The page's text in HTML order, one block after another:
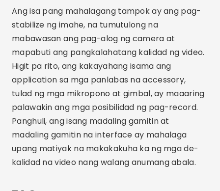
Bakit gumamit ng partikular na app sa
pag-record ng video?
Ang paggamit ng nakalaang video recording app
ay nagbibigay sa iyo ng higit na kontrol sa mga
parameter ng pag-record gaya ng exposure,
focus, at white balance, pati na rin ang
pagpapahintulot para sa pagkuha ng mataas na
resolution. Nagreresulta ito sa mas mahusay na
kalidad ng mga video at higit na
propesyonalismo.